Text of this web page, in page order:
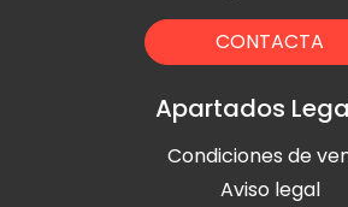
CONTACTA
Apartados
Condiciones de
Aviso legal